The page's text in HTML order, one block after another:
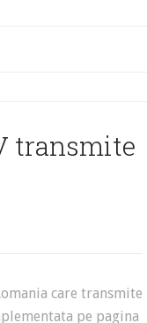
transmite
care transmite
pe pagina